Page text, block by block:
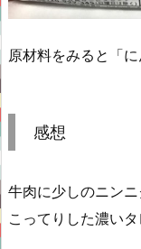
原材料をみると「
感想
牛肉に少しのニンニ
こってりした濃いタ